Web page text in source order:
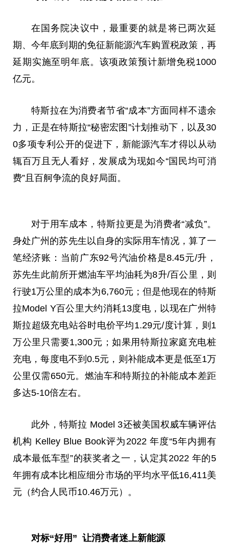
在国务院决议中，最重要的就是将已两次延
期、今年底到期的免征新能源汽车购置税政策，再
延期实施至明年底。该项政策预计新增免税1000
亿元。
特斯拉在为消费者节省“成本”方面同样不遗余
力，正是在特斯拉“秘密宏图”计划推动下，以及30
0多项专利公开的促进下，新能源汽车才得以从动
辄百万且无人看好，发展成为现如今“国民均可消
费”且百舸争流的良好局面。
对于用车成本，特斯拉更是为消费者“减负”。
身处广州的苏先生以自身的实际用车情况，算了一
笔经济账：当前广东92号汽油价格是8.45元/升，
苏先生此前所开燃油车平均油耗为8升/百公里，则
行驶1万公里的成本为6,760元；但是他现在的特斯
拉Model Y百公里大约消耗13度电，以现在广州特
斯拉超级充电站谷时电价平均1.29元/度计算，则1
万公里只需要1,300元；如果用特斯拉家庭充电桩
充电，每度电不到0.5元，则补能成本更是低至1万
公里仅需650元。燃油车和特斯拉的补能成本差距
多达5-10倍左右。
此外，特斯拉 Model 3还被美国权威车辆评估
机构 Kelley Blue Book评为2022 年度“5年内拥有
成本最低车型”的获奖者之一，认定其2022 年的5
年拥有成本比相应细分市场的平均水平低16,411美
元（约合 人民币10.46万元）。
对标“好用” 让消费者迷上新能源